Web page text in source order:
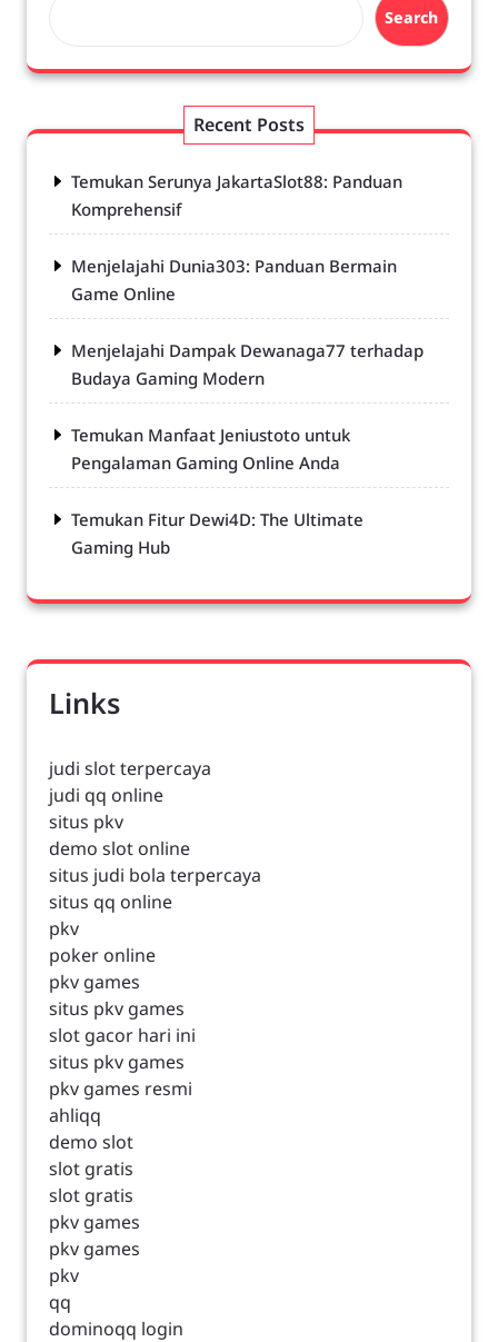
Search
Recent Posts
Temukan Serunya JakartaSlot88: Panduan
Komprehensif
Menjelajahi Dunia303: Panduan Bermain
Game Online
Menjelajahi Dampak Dewanaga77 terhadap
Budaya Gaming Modern
Temukan Manfaat Jeniustoto untuk
Pengalaman Gaming Online Anda
Temukan Fitur Dewi4D: The Ultimate
Gaming Hub
Links
judi slot terpercaya
judi qq online
situs pkv
demo slot online
situs judi bola terpercaya
situs qq online
pkv
poker online
pkv games
situs pkv games
slot gacor hari ini
situs pkv games
pkv games resmi
ahliqq
demo slot
slot gratis
slot gratis
pkv games
pkv games
pkv
qq
dominoqq login